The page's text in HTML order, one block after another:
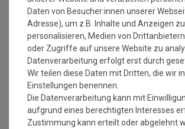
bei angegebener Temperatur mit
sie flach zum Trocknen aus. Dadurch richten
auf, der Mattenflor wird aktiviert und
und Knicke werden wieder glatt. Pflegen Sie
Fußmatte regelmäßig und Sie werden
viele Jahre Qualität und Farbe erhalten
Waschtipps:
Matten, die nicht mehr in die Waschmaschine
mit einem Dampfstrahler (aus Entfernung)
Daten von Besucher:innen unserer
Adresse), um z.B. Inhalte und Anzeigen zu
personalisieren, Medien von
oder Zugriffe auf unsere Website zu
Datenverarbeitung erfolgt erst durch
Wir teilen diese Daten mit Dritten, die wir
Einstellungen benennen.
Die Datenverarbeitung kann mit
aufgrund eines berechtigten Interesses
Zustimmung kann erteilt oder abgelehnt